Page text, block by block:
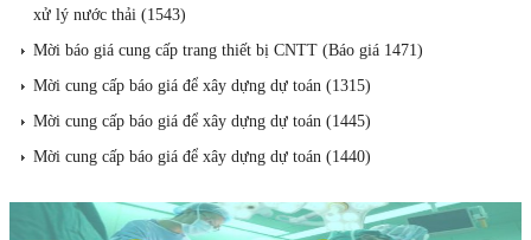
xử lý nước thải (1543)
Mời báo giá cung cấp trang thiết bị CNTT (Báo giá 1471)
Mời cung cấp báo giá để xây dựng dự toán (1315)
Mời cung cấp báo giá để xây dựng dự toán (1445)
Mời cung cấp báo giá để xây dựng dự toán (1440)